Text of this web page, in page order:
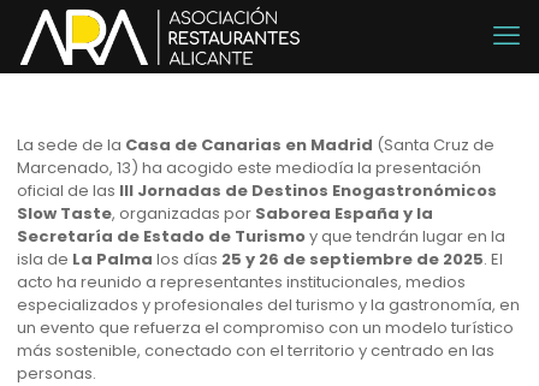
La sede de la Casa de Canarias en Madrid (Santa Cruz de
Marcenado, 13) ha acogido este mediodía la presentación
oficial de las III Jornadas de Destinos Enogastronómicos
Slow Taste, organizadas por Saborea España y la
Secretaría de Estado de Turismoy que tendrán lugar en la
isla de La Palma los días 25 y 26 de septiembre de 2025. El
acto ha reunido a representantes institucionales, medios
especializados y profesionales del turismo y la gastronomía, en
un evento que refuerza el compromiso con un modelo turístico
más sostenible, conectado con el territorio y centrado en las
personas.